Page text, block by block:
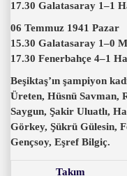
17.30 Galatasaray 1–1
06 Temmuz 1941 Pazar
15.30 Galatasaray 1–0
17.30 Fenerbahçe 4–1
Beşiktaş’ın şampiyon
Üreten, Hüsnü Savman,
Saygun, Şakir Uluatlı,
Görkey, Şükrü Gülesin,
Gençsoy, Eşref Bilgiç.
Takım